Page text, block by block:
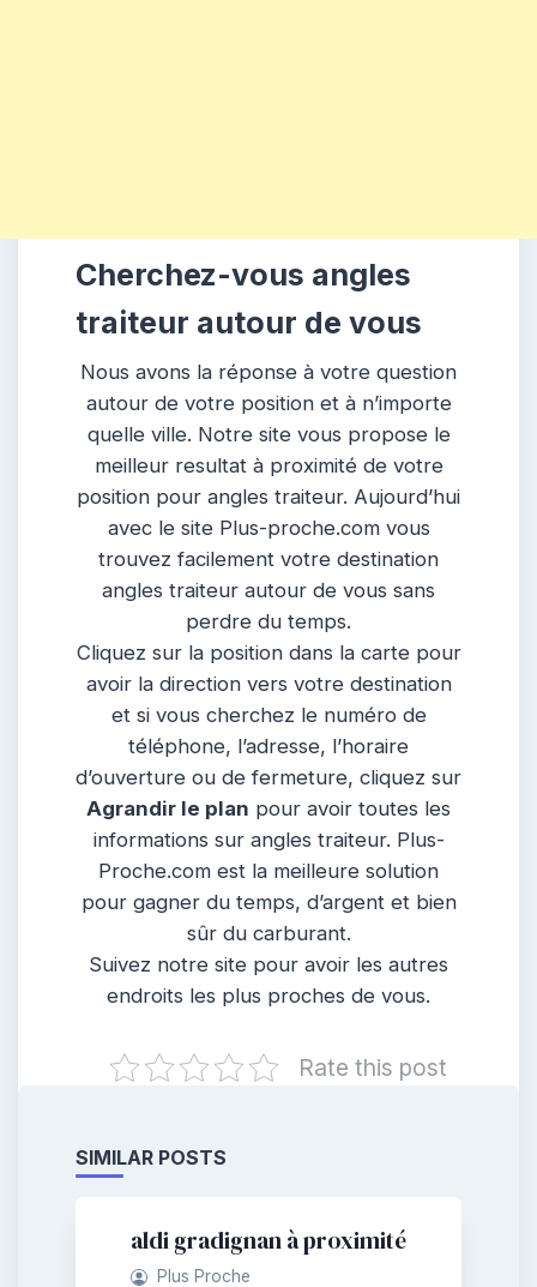
Cherchez-vous angles
traiteur autour de vous
Nous avons la réponse à votre question
autour de votre position et à n’importe
quelle ville. Notre site vous propose le
meilleur resultat à proximité de votre
position pour angles traiteur. Aujourd’hui
avec le site Plus-proche.com vous
trouvez facilement votre destination
angles traiteur autour de vous sans
perdre du temps.
Cliquez sur la position dans la carte pour
avoir la direction vers votre destination
et si vous cherchez le numéro de
téléphone, l’adresse, l’horaire
d’ouverture ou de fermeture, cliquez sur
Agrandir le plan pour avoir toutes les
informations sur angles traiteur. Plus-
Proche.com est la meilleure solution
pour gagner du temps, d’argent et bien
sûr du carburant.
Suivez notre site pour avoir les autres
endroits les plus proches de vous.
Rate this post
SIMILAR POSTS
aldi gradignan à proximité
Plus Proche